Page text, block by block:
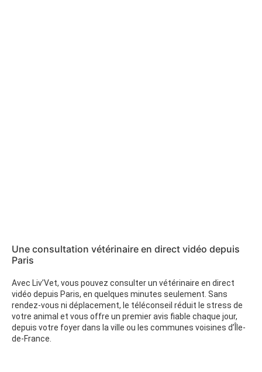
Une consultation vétérinaire en direct vidéo depuis
Paris
Avec Liv’Vet, vous pouvez consulter un vétérinaire en direct
vidéo depuis Paris, en quelques minutes seulement. Sans
rendez-vous ni déplacement, le téléconseil réduit le stress de
votre animal et vous offre un premier avis fiable chaque jour,
depuis votre foyer dans la ville ou les communes voisines d’Île-
de-France.